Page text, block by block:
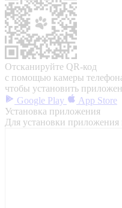
Отсканируйте QR-код
с помощью камеры
чтобы установить
Google Play
App Store
Установка приложения
Для установки